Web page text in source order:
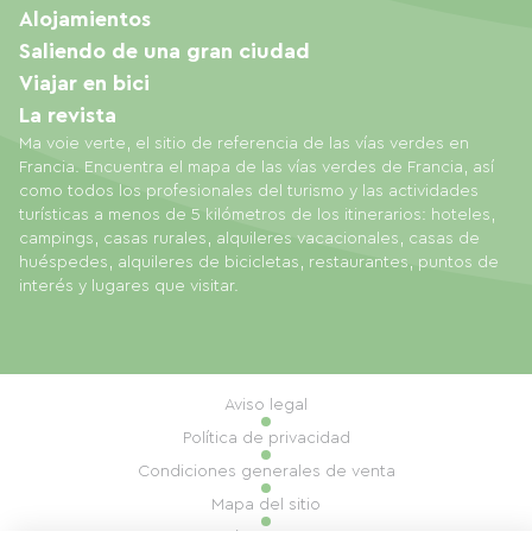
Ma voie verte, el sitio de referencia de las vías verdes en
Francia. Encuentra el mapa de las vías verdes de Francia, así
como todos los profesionales del turismo y las actividades
turísticas a menos de 5 kilómetros de los itinerarios: hoteles,
campings, casas rurales, alquileres vacacionales, casas de
huéspedes, alquileres de bicicletas, restaurantes, puntos de
interés y lugares que visitar.
Alojamientos
Saliendo de una gran ciudad
Viajar en bici
La revista
Aviso legal
Política de privacidad
Condiciones generales de venta
Mapa del sitio